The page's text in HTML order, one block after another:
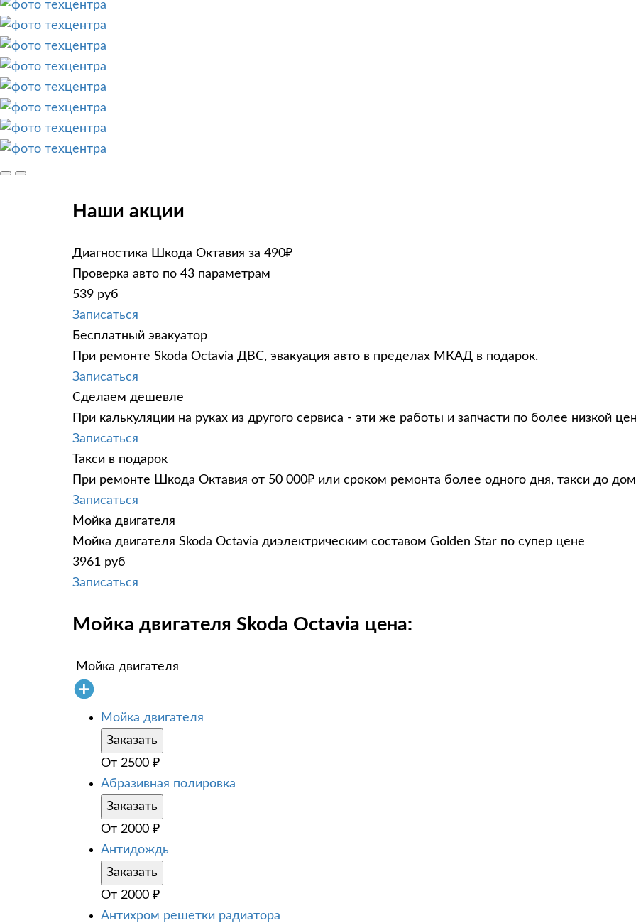
Наши акции
Диагностика Шкода Октавия за 490₽
Проверка авто по 43 параметрам
539 руб
Записаться
Бесплатный эвакуатор
При ремонте Skoda Octavia ДВС, эвакуация авто в пределах МКАД в подарок.
Записаться
Сделаем дешевле
При калькуляции на руках из другого сервиса - эти же работы и запчасти по более низкой
Записаться
Такси в подарок
При ремонте Шкода Октавия от 50 000₽ или сроком ремонта более одного дня, такси до
Записаться
Мойка двигателя
Мойка двигателя Skoda Octavia диэлектрическим составом Golden Star по супер цене
3961 руб
Записаться
Мойка двигателя Skoda Octavia цена:
Мойка двигателя
Мойка двигателя
Заказать
От 2500 ₽
Абразивная полировка
Заказать
От 2000 ₽
Антидождь
Заказать
От 2000 ₽
Антихром решетки радиатора